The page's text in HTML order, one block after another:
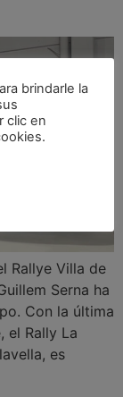
Rallye Villa de
Serna ha
Con la última
el Rally La
es
brindarle la
clic en